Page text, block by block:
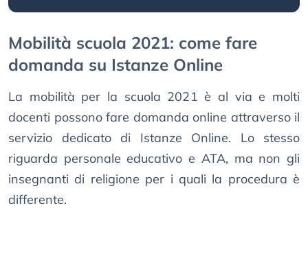
Mobilità scuola 2021: come fare
domanda su Istanze Online
La mobilità per la scuola 2021 è al via e molti
docenti possono fare domanda online attraverso il
servizio dedicato di Istanze Online. Lo stesso
riguarda personale educativo e ATA, ma non gli
insegnanti di religione per i quali la procedura è
differente.